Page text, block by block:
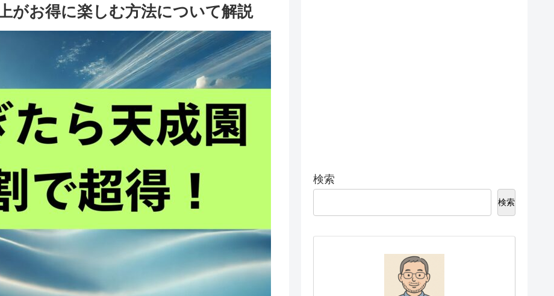
がお得に楽しむ方法について解説
検索
検索